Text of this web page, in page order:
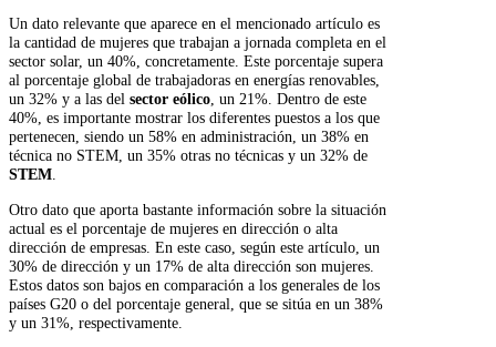
Un dato relevante que aparece en el mencionado artículo es
la cantidad de mujeres que trabajan a jornada completa en el
sector solar, un 40%, concretamente. Este porcentaje supera
al porcentaje global de trabajadoras en energías renovables,
un 32% y a las del sector eólico, un 21%. Dentro de este
40%, es importante mostrar los diferentes puestos a los que
pertenecen, siendo un 58% en administración, un 38% en
técnica no STEM, un 35% otras no técnicas y un 32% de
STEM.
Otro dato que aporta bastante información sobre la situación
actual es el porcentaje de mujeres en dirección o alta
dirección de empresas. En este caso, según este artículo, un
30% de dirección y un 17% de alta dirección son mujeres.
Estos datos son bajos en comparación a los generales de los
países G20 o del porcentaje general, que se sitúa en un 38%
y un 31%, respectivamente.